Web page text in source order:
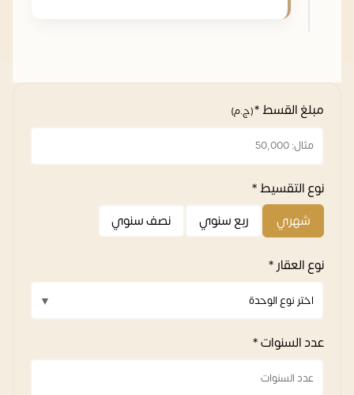
مبلغ القسط *(ج.م)
نوع التقسيط *
شهري
ربع سنوي نصف سنوي
نوع العقار *
عدد السنوات *